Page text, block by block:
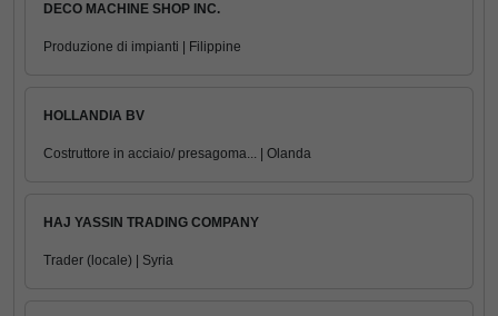
DECO MACHINE SHOP INC.
Produzione di impianti | Filippine
HOLLANDIA BV
Costruttore in acciaio/ presagoma... | Olanda
HAJ YASSIN TRADING COMPANY
Trader (locale) | Syria